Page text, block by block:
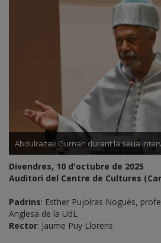
Abdulrazak Gurnah durant la seua
Divendres, 10 d'octubre de 2025
Auditori del Centre de Cultures
Padrins: Esther Pujolras Nogués,
Anglesa de la UdL
Rector: Jaume Puy Llorens